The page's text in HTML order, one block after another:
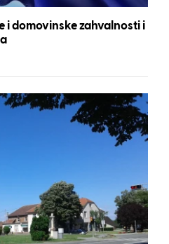
i domovinske zahvalnosti i